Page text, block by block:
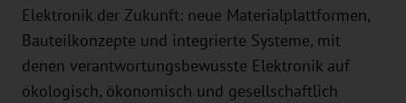
Elektronik der Zukunft: neue Materialplattformen,
Bauteilkonzepte und integrierte Systeme, mit
denen verantwortungsbewusste Elektronik auf
ökologisch, ökonomisch und gesellschaftlich